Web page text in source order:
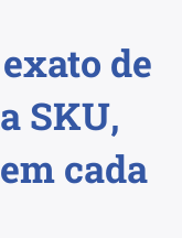
de
SKU,
cada